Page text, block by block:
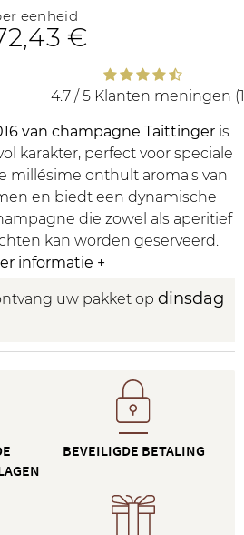
van champagne Taittinger is
karakter, perfect voor speciale
millésime onthult aroma's van
en biedt een dynamische
die zowel als aperitief
kan worden geserveerd.
informatie +
eenheid
,43 €
4.7 / 5 Klanten meningen
uw pakket op dinsdag
BEVEILIGDE BETALING